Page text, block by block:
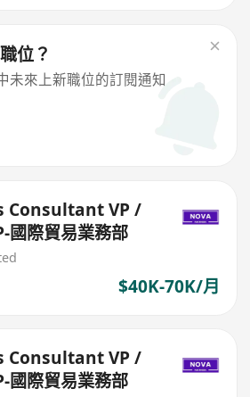
位？
未來上新職位的訂閱通知
Consultant VP /
國際貿易業務部
$40K-70K/月
Consultant VP /
國際貿易業務部